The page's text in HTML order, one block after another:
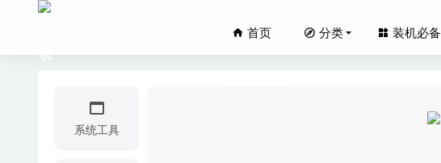
首页 分类 装机必备
系统工具